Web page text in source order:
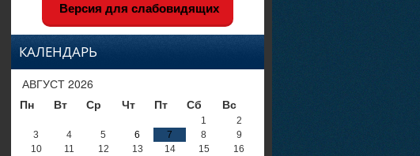
Версия для слабовидящих
КАЛЕНДАРЬ
АВГУСТ 2026
Пн
Вт Ср Чт Пт Сб Вс
1
2
3
4 5 6 7 8
9
10
11 12 13 14 15
16